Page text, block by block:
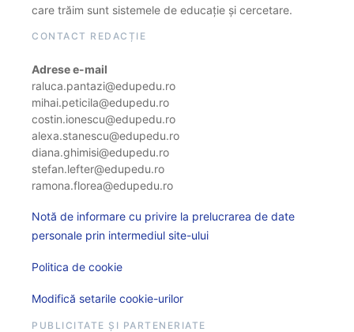
care trăim sunt sistemele de educație și cercetare.
CONTACT REDACȚIE
Adrese e-mail
raluca.pantazi@edupedu.ro
mihai.peticila@edupedu.ro
costin.ionescu@edupedu.ro
alexa.stanescu@edupedu.ro
diana.ghimisi@edupedu.ro
stefan.lefter@edupedu.ro
ramona.florea@edupedu.ro
Notă de informare cu privire la prelucrarea de date
personale prin intermediul site-ului
Politica de cookie
Modifică setarile cookie-urilor
PUBLICITATE ȘI PARTENERIATE